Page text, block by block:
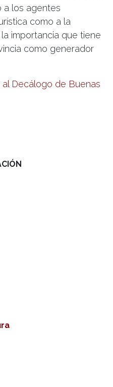
a los agentes
como a la
importancia que tiene
como generador
Decálogo de Buenas